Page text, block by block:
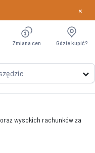
Dowiedz
×
Zmiana cen Gdzie kupić?
wysokich rachunków za